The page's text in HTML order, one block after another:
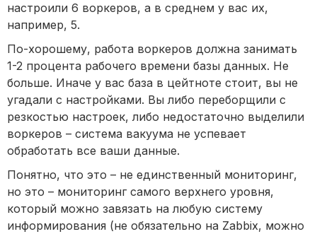
настроили 6 воркеров, а в среднем у вас их,
например, 5.
По-хорошему, работа воркеров должна занимать
1-2 процента рабочего времени базы данных. Не
больше. Иначе у вас база в цейтноте стоит, вы не
угадали с настройками. Вы либо переборщили с
резкостью настроек, либо недостаточно выделили
воркеров – система вакуума не успевает
обработать все ваши данные.
Понятно, что это – не единственный мониторинг,
но это – мониторинг самого верхнего уровня,
который можно завязать на любую систему
информирования (не обязательно на Zabbix, можно